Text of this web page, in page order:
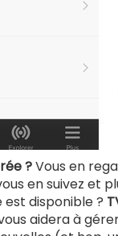
?Vous en
en suivez et
est disponible ?
aidera à